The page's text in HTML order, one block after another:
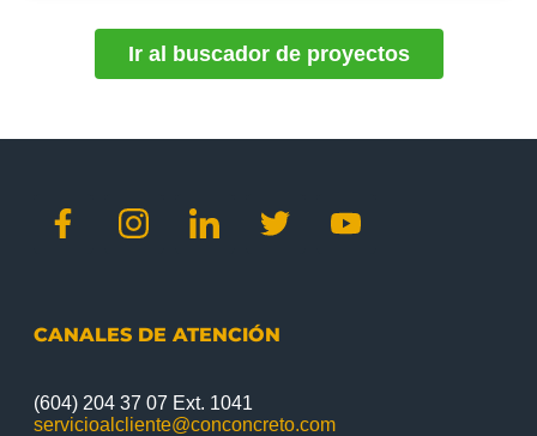
Ir al buscador de proyectos
CANALES DE ATENCIÓN
(604) 204 37 07 Ext. 1041
servicioalcliente@conconcreto.com